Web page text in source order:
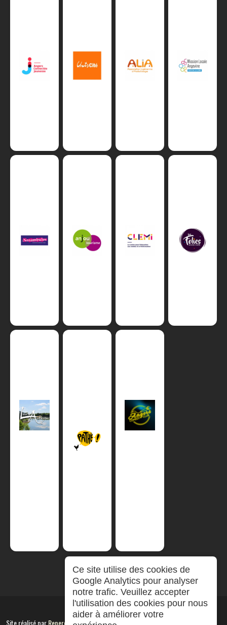
Site réalisé parRepereCom
Ce site utilise des cookies de
Google Analytics pour analyser
notre trafic. Veuillez accepter
l'utilisation des cookies pour nous
aider à améliorer votre